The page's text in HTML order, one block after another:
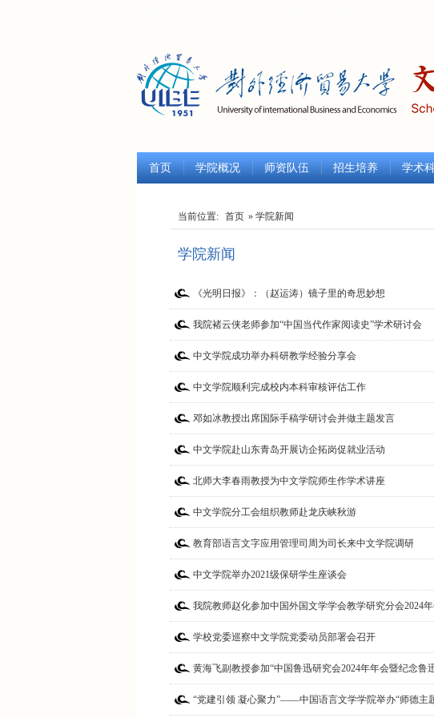
首页 学院概况 师资队伍 招生培养 学术
当前位置: 首页 » 学院新闻
学院新闻
《光明日报》：（赵运涛）镜子里的奇思妙想
我院褚云侠老师参加“中国当代作家阅读史”学术研讨会
中文学院成功举办科研教学经验分享会
中文学院顺利完成校内本科审核评估工作
邓如冰教授出席国际手稿学研讨会并做主题发言
中文学院赴山东青岛开展访企拓岗促就业活动
北师大李春雨教授为中文学院师生作学术讲座
中文学院分工会组织教师赴龙庆峡秋游
教育部语言文字应用管理司周为司长来中文学院调研
中文学院举办2021级保研学生座谈会
我院教师赵化参加中国外国文学学会教学研究分会2024
学校党委巡察中文学院党委动员部署会召开
黄海飞副教授参加“中国鲁迅研究会2024年年会暨纪念鲁
“党建引领 凝心聚力”——中国语言文学学院举办“师德主